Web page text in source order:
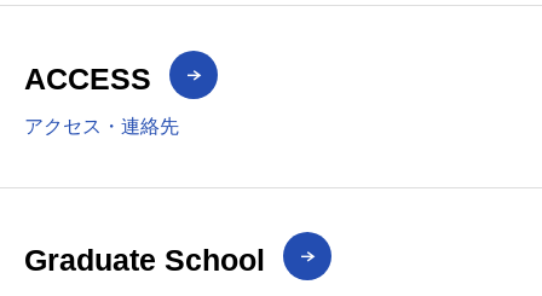
ACCESS
アクセス・連絡先
Graduate School